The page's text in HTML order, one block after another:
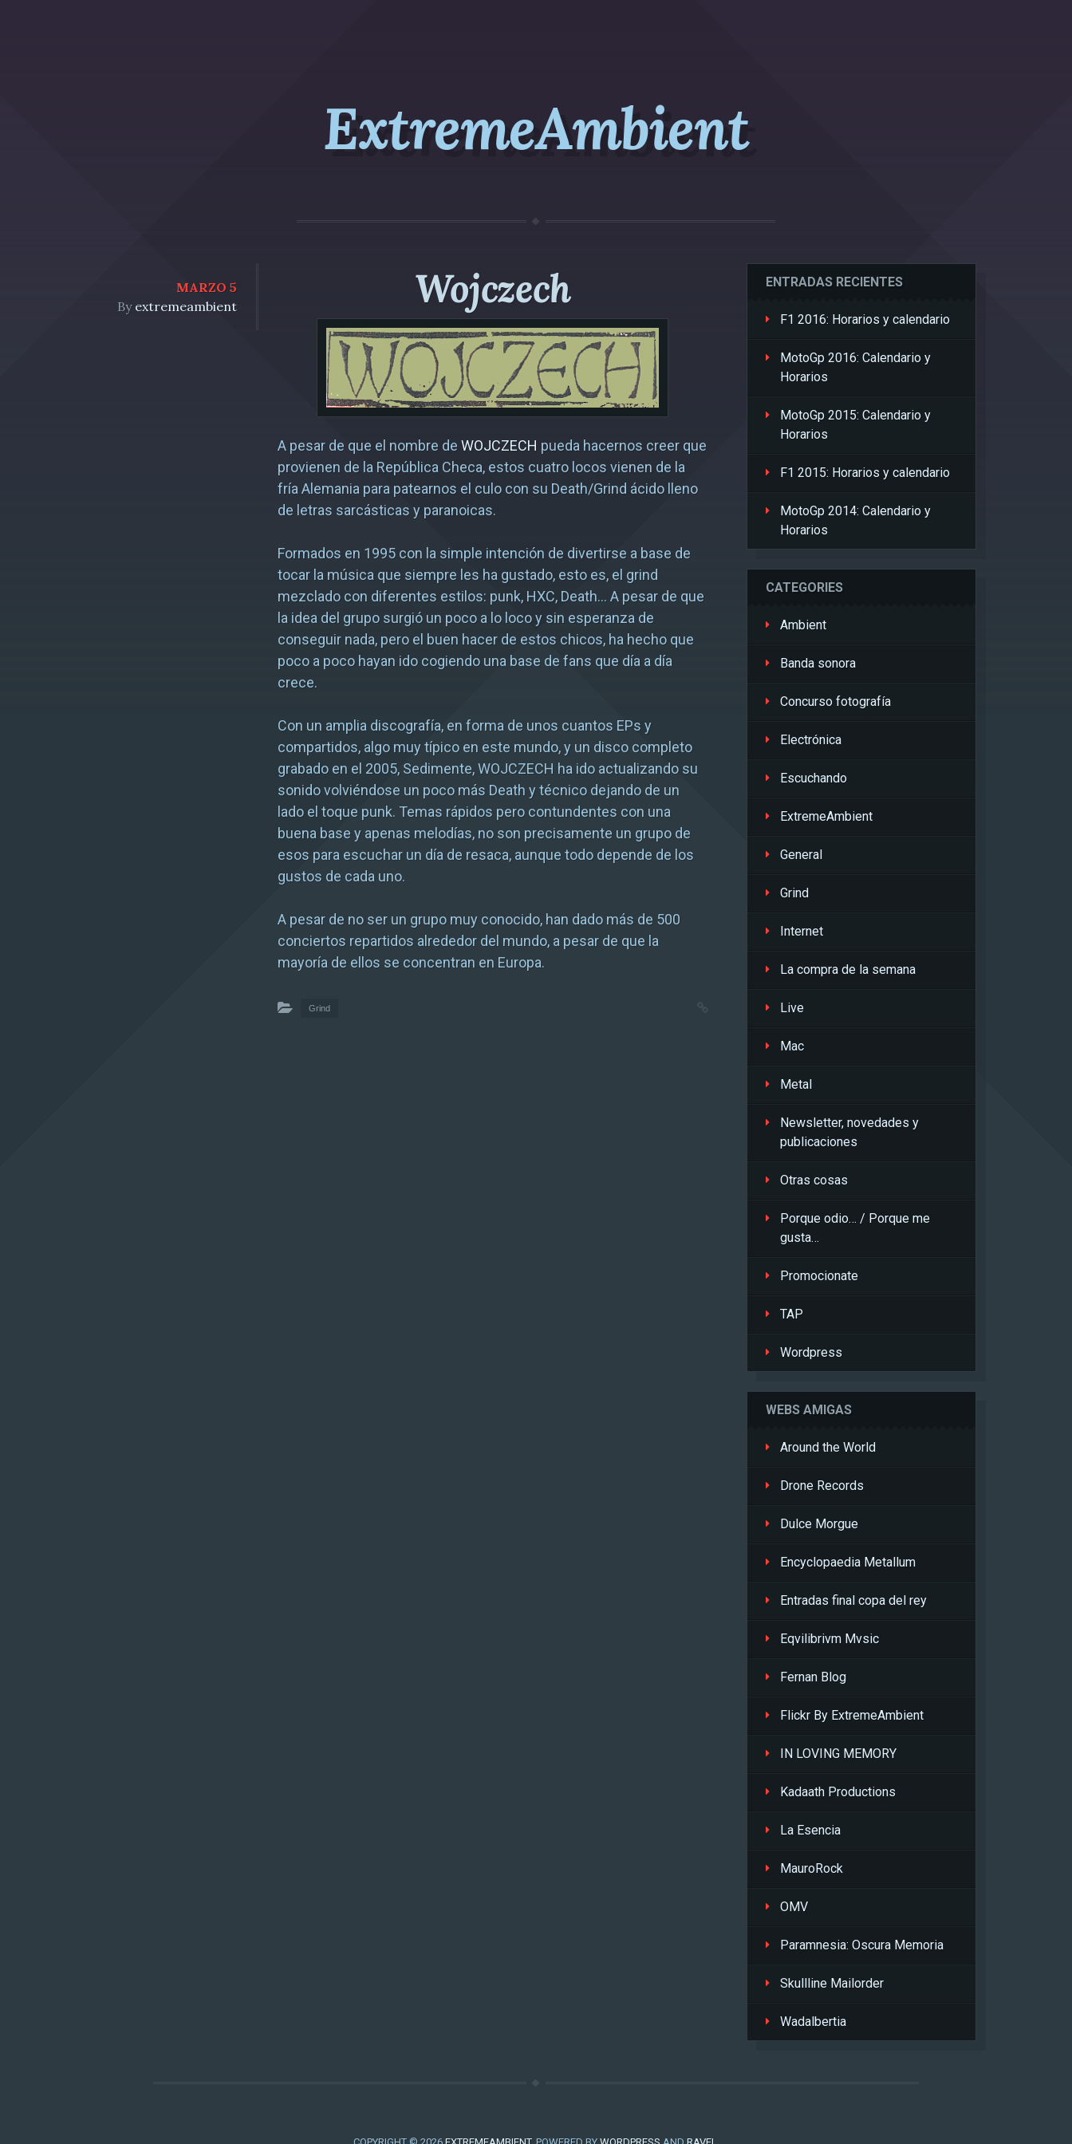
ExtremeAmbient
MARZO 5
By extremeambient Wojczech
A pesar de que el nombre de WOJCZECH pueda hacernos creer que
provienen de la República Checa, estos cuatro locos vienen de la
fría Alemania para patearnos el culo con su Death/Grind ácido lleno
de letras sarcásticas y paranoicas.
Formados en 1995 con la simple intención de divertirse a base de
tocar la música que siempre les ha gustado, esto es, el grind
mezclado con diferentes estilos: punk, HXC, Death… A pesar de que
la idea del grupo surgió un poco a lo loco y sin esperanza de
conseguir nada, pero el buen hacer de estos chicos, ha hecho que
poco a poco hayan ido cogiendo una base de fans que día a día
crece.
Con un amplia discografía, en forma de unos cuantos EPs y
compartidos, algo muy típico en este mundo, y un disco completo
grabado en el 2005, Sedimente, WOJCZECH ha ido actualizando su
sonido volviéndose un poco más Death y técnico dejando de un
lado el toque punk. Temas rápidos pero contundentes con una
buena base y apenas melodías, no son precisamente un grupo de
esos para escuchar un día de resaca, aunque todo depende de los
gustos de cada uno.
A pesar de no ser un grupo muy conocido, han dado más de 500
conciertos repartidos alrededor del mundo, a pesar de que la
mayoría de ellos se concentran en Europa.
Grind
ENTRADAS RECIENTES
F1 2016: Horarios y calendario
MotoGp 2016: Calendario y
Horarios
MotoGp 2015: Calendario y
Horarios
F1 2015: Horarios y calendario
MotoGp 2014: Calendario y
Horarios
CATEGORIES
Ambient
Banda sonora
Concurso fotografía
Electrónica
Escuchando
ExtremeAmbient
General
Grind
Internet
La compra de la semana
Live
Mac
Metal
Newsletter, novedades y
publicaciones
Otras cosas
Porque odio… / Porque me
gusta…
Promocionate
TAP
Wordpress
WEBS AMIGAS
Around the World
Drone Records
Dulce Morgue
Encyclopaedia Metallum
Entradas final copa del rey
Eqvilibrivm Mvsic
Fernan Blog
Flickr By ExtremeAmbient
IN LOVING MEMORY
Kadaath Productions
La Esencia
MauroRock
OMV
Paramnesia: Oscura Memoria
Skullline Mailorder
Wadalbertia